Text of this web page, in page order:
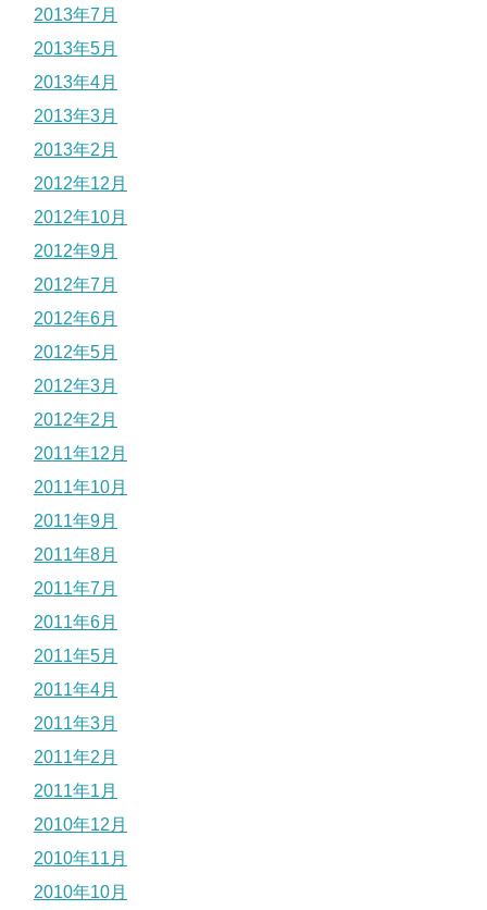
2013年7月
2013年5月
2013年4月
2013年3月
2013年2月
2012年12月
2012年10月
2012年9月
2012年7月
2012年6月
2012年5月
2012年3月
2012年2月
2011年12月
2011年10月
2011年9月
2011年8月
2011年7月
2011年6月
2011年5月
2011年4月
2011年3月
2011年2月
2011年1月
2010年12月
2010年11月
2010年10月